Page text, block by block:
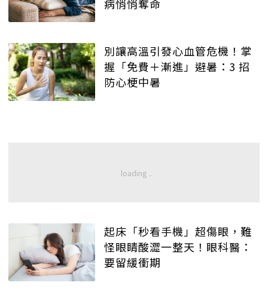
病悄悄奪命
別讓高溫引發心血管危機！掌
握「免費＋漸進」避暑：3 招
防心梗中暑
起床「秒看手機」超傷眼，難
怪眼睛酸澀一整天！眼科醫：
要留緩衝期